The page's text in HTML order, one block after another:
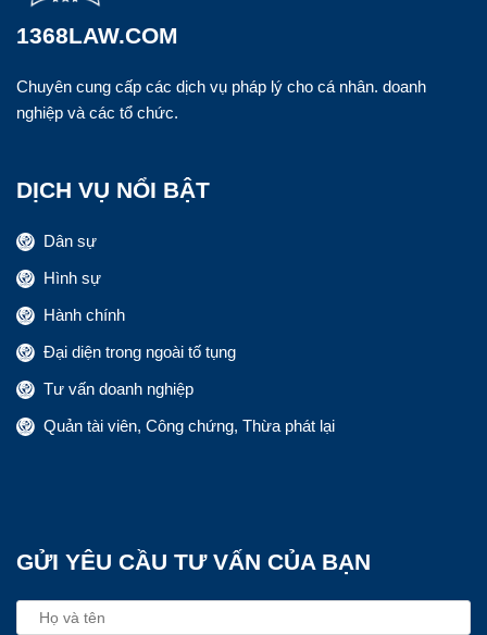
1368LAW.COM
Chuyên cung cấp các dịch vụ pháp lý cho cá nhân. doanh
nghiệp và các tổ chức.
DỊCH VỤ NỔI BẬT
Dân sự
Hình sự
Hành chính
Đại diện trong ngoài tố tụng
Tư vấn doanh nghiệp
Quản tài viên, Công chứng, Thừa phát lại
GỬI YÊU CẦU TƯ VẤN CỦA BẠN